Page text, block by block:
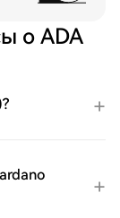
о ADA